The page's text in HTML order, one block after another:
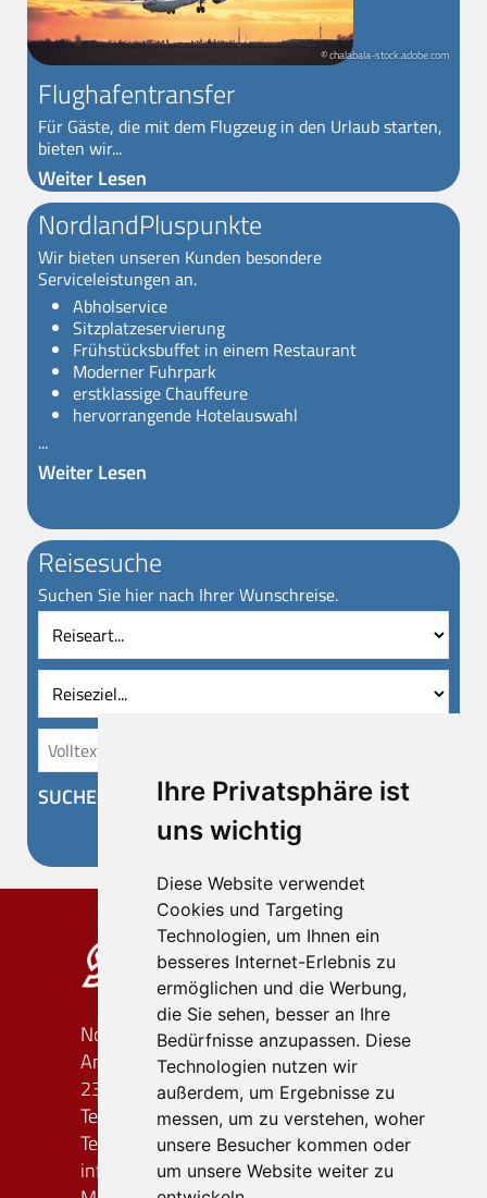
Ihre Privatsphäre ist
uns wichtig
Diese Website verwendet
Cookies und Targeting
Technologien, um Ihnen ein
besseres Internet-Erlebnis zu
ermöglichen und die Werbung,
die Sie sehen, besser an Ihre
Bedürfnisse anzupassen. Diese
Technologien nutzen wir
außerdem, um Ergebnisse zu
messen, um zu verstehen, woher
unsere Besucher kommen oder
um unsere Website weiter zu
© chalabala-stock.adobe.com
Flughafentransfer
Für Gäste, die mit dem Flugzeug in den Urlaub starten,
bieten wir...
Weiter Lesen
NordlandPluspunkte
Wir bieten unseren Kunden besondere
Serviceleistungen an.
Abholservice
Sitzplatzeservierung
Frühstücksbuffet in einem Restaurant
Moderner Fuhrpark
erstklassige Chauffeure
hervorrangende Hotelauswahl
...
Weiter Lesen
Reisesuche
Suchen Sie hier nach Ihrer Wunschreise.
Reiseart
SUCHEN
Nordland-Reiseagentur OHG
An der Bäderstraße 58/60
23701 Süsel
Telefon: (0 45 24) 7 45 48
Telefax: (0 45 24) 7 03 05 68
info
nordland-reiseagentur.de